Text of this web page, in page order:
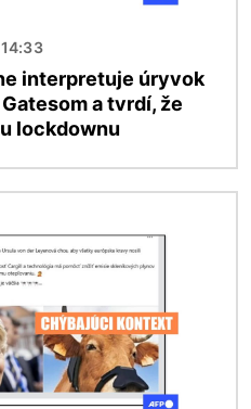
interpretuje úryvok
a tvrdí, že
lockdownu